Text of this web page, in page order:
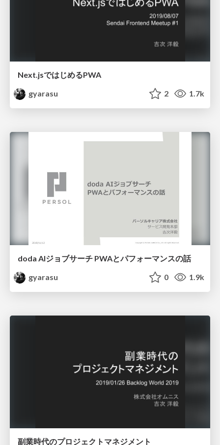
Next.jsではじめるPWA
gyarasu
2 1.7k
doda AIジョブサーチ PWAとパフォーマンスの話
gyarasu
0 1.9k
副業時代のプロジェクトマネジメント